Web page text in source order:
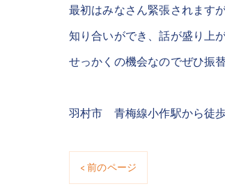
最初はみなさん緊張されます
知り合いができ、話が盛り上
せっかくの機会なのでぜひ振
羽村市 青梅線小作駅から徒
< 前のページ